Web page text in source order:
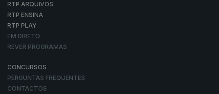
RTP ARQUIVOS
RTP ENSINA
RTP PLAY
EM DIRETO
REVER PROGRAMAS
CONCURSOS
PERGUNTAS FREQUENTES
CONTACTOS